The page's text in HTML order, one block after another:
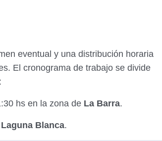
eventual y una distribución horaria
El cronograma de trabajo se divide
:
hs en la zona de La Barra.
Laguna Blanca.